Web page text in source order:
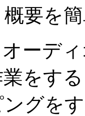
要を
ーデ
をす
グを